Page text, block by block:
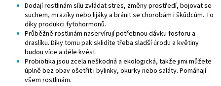
Dodají rostlinám sílu zvládat stres, změny prostředí, bojovat se
suchem, mrazíky nebo lijáky a bránit se chorobám i škůdcům. To
díky produkci fytohormonů.
Průběžně rostlinám naservírují potřebnou dávku fosforu a
draslíku. Díky tomu pak sklidíte třeba sladší úrodu a květiny
budou více a déle kvést.
Probiotika jsou zcela neškodná a ekologická, takže jimi můžete
úplně bez obav ošetřit i bylinky, okurky nebo saláty. Pomáhají
všem rostlinám.